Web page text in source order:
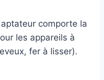
comporte la
les appareils à
fer à lisser).